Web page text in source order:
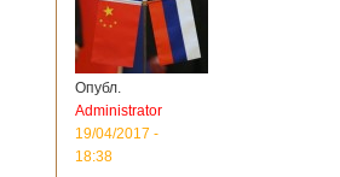
Опубл.
Administrator
19/04/2017 -
18:38